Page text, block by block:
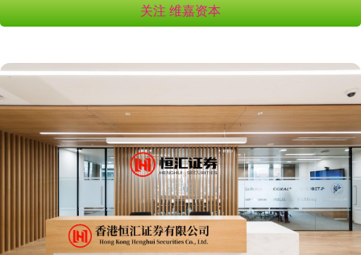
关注 维嘉资本